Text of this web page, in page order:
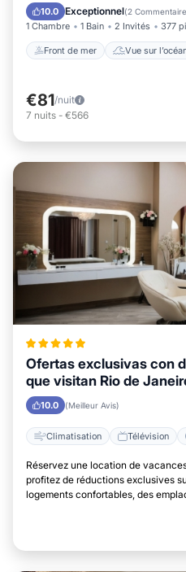
10.0 Exceptionnel(2
1 Chambre 1 Bain 2 Invités 377
Front de mer Vue sur
Cuisine
€81/nuit
7 nuits - €566
Ofertas exclusivas con
que visitan Rio de
10.0 (Meilleur Avis)
Climatisation Télévision
Réservez une location de
profitez de réductions exclusives
logements confortables, des